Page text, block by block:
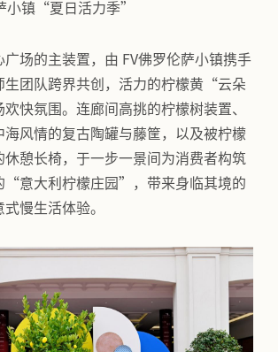
小镇“夏日活力季”
广场的主装置，由 FV佛罗伦萨小镇携手
生团队跨界共创，活力的柠檬黄“云朵
快氛围。连廊间高挑的柠檬树装置、
海风情的复古陶罐与藤筐，以及被柠檬
休憩长椅，于一步一景间为消费者构筑
“意大利柠檬庄园”，带来身临其境的
慢生活体验。